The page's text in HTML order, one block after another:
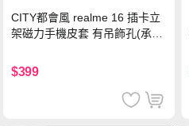
CITY都會風 realme 16 插卡立
架磁力手機皮套 有吊飾孔(承諾
$399